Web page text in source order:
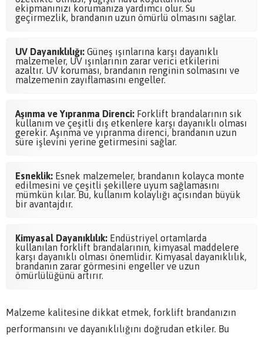
ekipmanınızı korumanıza yardımcı olur. Su
geçirmezlik, brandanın uzun ömürlü olmasını sağlar.
UV Dayanıklılığı: Güneş ışınlarına karşı dayanıklı
malzemeler, UV ışınlarının zarar verici etkilerini
azaltır. UV koruması, brandanın renginin solmasını ve
malzemenin zayıflamasını engeller.
Aşınma ve Yıpranma Direnci: Forklift brandalarının sık
kullanım ve çeşitli dış etkenlere karşı dayanıklı olması
gerekir. Aşınma ve yıpranma direnci, brandanın uzun
süre işlevini yerine getirmesini sağlar.
Esneklik: Esnek malzemeler, brandanın kolayca monte
edilmesini ve çeşitli şekillere uyum sağlamasını
mümkün kılar. Bu, kullanım kolaylığı açısından büyük
bir avantajdır.
Kimyasal Dayanıklılık: Endüstriyel ortamlarda
kullanılan forklift brandalarının, kimyasal maddelere
karşı dayanıklı olması önemlidir. Kimyasal dayanıklılık,
brandanın zarar görmesini engeller ve uzun
ömürlülüğünü artırır.
Malzeme kalitesine dikkat etmek, forklift brandanızın
performansını ve dayanıklılığını doğrudan etkiler. Bu